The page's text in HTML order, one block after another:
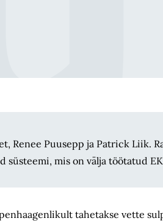
Renee Puusepp ja Patrick Liik.
süsteemi, mis on välja töötatud
tahetakse vette